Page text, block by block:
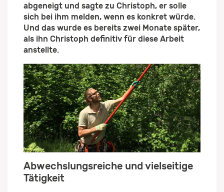
abgeneigt und sagte zu Christoph, er solle
sich bei ihm melden, wenn es konkret würde.
Und das wurde es bereits zwei Monate später,
als ihn Christoph definitiv für diese Arbeit
anstellte.
Abwechslungsreiche und vielseitige
Tätigkeit